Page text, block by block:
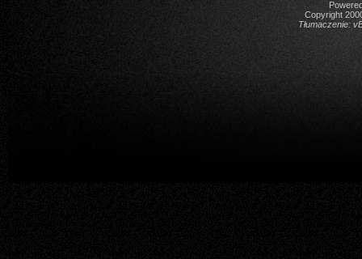
Copyright
Tłumaczenie: